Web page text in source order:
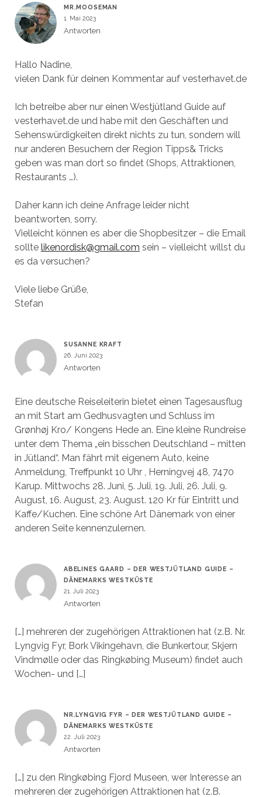
MR.MOOSEMAN
1. Mai 2023
Antworten
Hallo Nadine,
vielen Dank für deinen Kommentar auf vesterhavet.de
Ich betreibe aber nur einen Westjütland Guide auf
vesterhavet.de und habe mit den Geschäften und
Sehenswürdigkeiten direkt nichts zu tun, sondern will
nur anderen Besuchern der Region Tipps& Tricks
geben was man dort so findet (Shops, Attraktionen,
Restaurants …).
Daher kann ich deine Anfrage leider nicht
beantworten, sorry.
Vielleicht können es aber die Shopbesitzer – die Email
sollte likenordisk@gmail.com sein – vielleicht willst du
es da versuchen?
Viele liebe Grüße,
Stefan
SUSANNE KRAFT
26. Juni 2023
Antworten
Eine deutsche Reiseleiterin bietet einen Tagesausflug
an mit Start am Gedhusvagten und Schluss im
Grønhøj Kro/ Kongens Hede an. Eine kleine Rundreise
unter dem Thema „ein bisschen Deutschland – mitten
in Jütland“. Man fährt mit eigenem Auto, keine
Anmeldung, Treffpunkt 10 Uhr , Herningvej 48, 7470
Karup. Mittwochs 28. Juni, 5. Juli, 19. Juli, 26. Juli, 9.
August, 16. August, 23. August. 120 Kr für Eintritt und
Kaffe/Kuchen. Eine schöne Art Dänemark von einer
anderen Seite kennenzulernen.
ABELINES GAARD – DER WESTJÜTLAND GUIDE –
DÄNEMARKS WESTKÜSTE
21. Juli 2023
Antworten
[…] mehreren der zugehörigen Attraktionen hat (z.B. Nr.
Lyngvig Fyr, Bork Vikingehavn, die Bunkertour, Skjern
Vindmølle oder das Ringkøbing Museum) findet auch
Wochen- und […]
NR.LYNGVIG FYR – DER WESTJÜTLAND GUIDE –
DÄNEMARKS WESTKÜSTE
22. Juli 2023
Antworten
[…] zu den Ringkøbing Fjord Museen, wer Interesse an
mehreren der zugehörigen Attraktionen hat (z.B.